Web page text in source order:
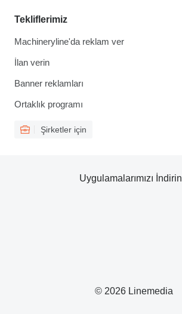
Tekliflerimiz
Machineryline'da reklam ver
İlan verin
Banner reklamları
Ortaklık programı
Şirketler için
© 2026 Linemedia
Uygulamalarımızı İndirin